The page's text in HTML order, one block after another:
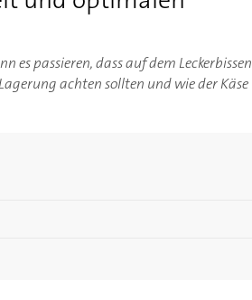
es passieren, dass auf dem Leckerbissen
achten sollten und wie der Käse